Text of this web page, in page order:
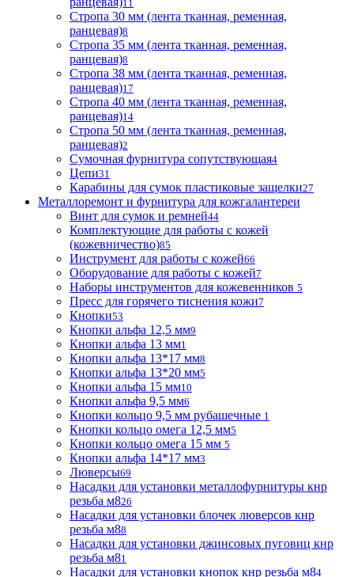
11
Стропа 30 мм (лента тканная, ременная,
ранцевая)8
Стропа 35 мм (лента тканная, ременная,
ранцевая)8
Стропа 38 мм (лента тканная, ременная,
ранцевая)17
Стропа 40 мм (лента тканная, ременная,
ранцевая)14
Стропа 50 мм (лента тканная, ременная,
ранцевая)2
Сумочная фурнитура сопутствующая4
Цепи31
Карабины для сумок пластиковые защелки27
Металлоремонт и фурнитура для кожгалантереи
Винт для сумок и ремней44
Комплектующие для работы с кожей
(кожевничество)85
Инструмент для работы с кожей66
Оборудование для работы с кожей7
Наборы инструментов для кожевенников 5
Пресс для горячего тиснения кожи7
Кнопки53
Кнопки альфа 12,5 мм9
Кнопки альфа 13 мм1
Кнопки альфа 13*17 мм8
Кнопки альфа 13*20 мм5
Кнопки альфа 15 мм10
Кнопки альфа 9,5 мм6
Кнопки кольцо 9,5 мм рубашечные 1
Кнопки кольцо омега 12,5 мм5
Кнопки кольцо омега 15 мм 5
Кнопки альфа 14*17 мм3
Люверсы69
Насадки для установки металлофурнитуры кнр
резьба м826
Насадки для установки блочек люверсов кнр
резьба м88
Насадки для установки джинсовых пуговиц кнр
резьба м81
Насадки для установки кнопок кнр резьба м84